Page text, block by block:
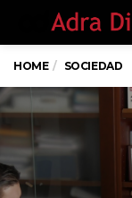
HOME SOCIEDAD